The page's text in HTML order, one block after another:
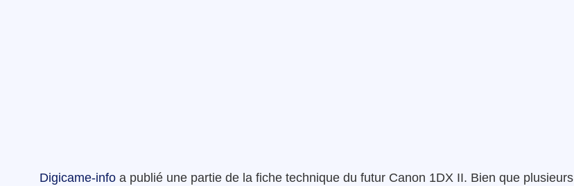
Digicame-info a publié une partie de la fiche technique du futur Canon 1DX II. Bien que plusieurs